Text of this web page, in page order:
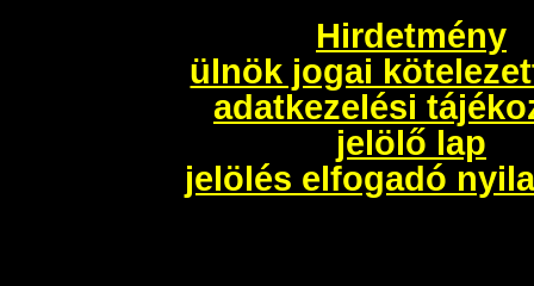
Hirdetmény
ülnök jogai
adatkezelési
jelölő lap
jelölés elfogadó